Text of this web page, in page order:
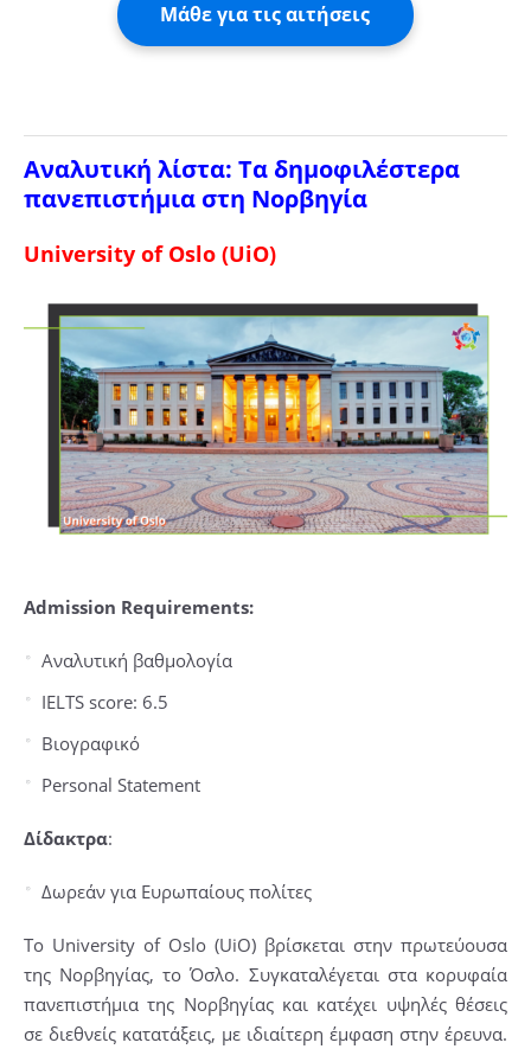
Μάθε για τις αιτήσεις
Αναλυτική λίστα: Τα δημοφιλέστερα
πανεπιστήμια στη Νορβηγία
University of Oslo (UiO)
Admission Requirements:
Αναλυτική βαθμολογία
IELTS score: 6.5
Βιογραφικό
Personal Statement
Δίδακτρα:
Δωρεάν για Ευρωπαίους πολίτες
Το University of Oslo (UiO) βρίσκεται στην πρωτεύουσα
της Νορβηγίας, το Όσλο. Συγκαταλέγεται στα κορυφαία
πανεπιστήμια της Νορβηγίας και κατέχει υψηλές θέσεις
σε διεθνείς κατατάξεις, με ιδιαίτερη έμφαση στην έρευνα.